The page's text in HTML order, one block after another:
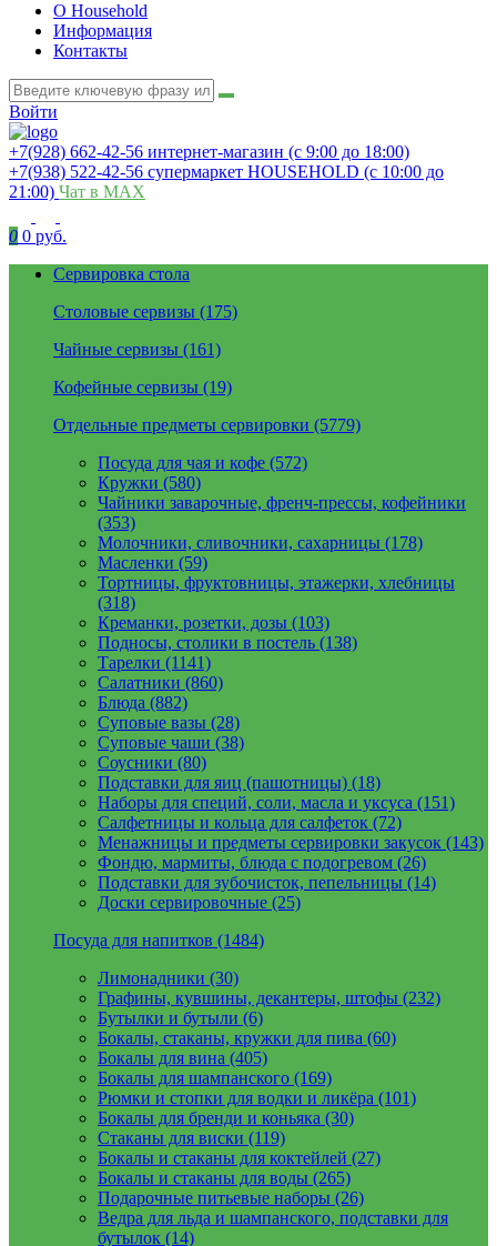
О Household
Информация
Контакты
Войти
+7(928) 662-42-56 интернет-магазин (с 9:00 до 18:00)
+7(938) 522-42-56 супермаркет HOUSEHOLD (с 10:00 до
21:00) Чат в MAX
0 0 руб.
Сервировка стола
Столовые сервизы (175)
Чайные сервизы (161)
Кофейные сервизы (19)
Отдельные предметы сервировки (5779)
Посуда для чая и кофе (572)
Кружки (580)
Чайники заварочные, френч-прессы, кофейники
(353)
Молочники, сливочники, сахарницы (178)
Масленки (59)
Тортницы, фруктовницы, этажерки, хлебницы
(318)
Креманки, розетки, дозы (103)
Подносы, столики в постель (138)
Тарелки (1141)
Салатники (860)
Блюда (882)
Суповые вазы (28)
Суповые чаши (38)
Соусники (80)
Подставки для яиц (пашотницы) (18)
Наборы для специй, соли, масла и уксуса (151)
Салфетницы и кольца для салфеток (72)
Менажницы и предметы сервировки закусок (143)
Фондю, мармиты, блюда с подогревом (26)
Подставки для зубочисток, пепельницы (14)
Доски сервировочные (25)
Посуда для напитков (1484)
Лимонадники (30)
Графины, кувшины, декантеры, штофы (232)
Бутылки и бутыли (6)
Бокалы, стаканы, кружки для пива (60)
Бокалы для вина (405)
Бокалы для шампанского (169)
Рюмки и стопки для водки и ликёра (101)
Бокалы для бренди и коньяка (30)
Стаканы для виски (119)
Бокалы и стаканы для коктейлей (27)
Бокалы и стаканы для воды (265)
Подарочные питьевые наборы (26)
Ведра для льда и шампанского, подставки для
бутылок (14)